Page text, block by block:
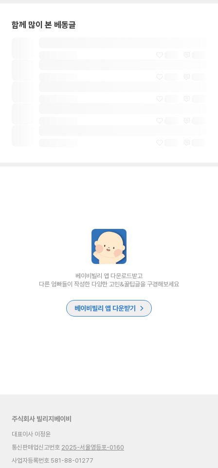
함께 많이 본 베동글
베이비빌리 앱 다운로드받고
다른 엄빠들이 작성한 다양한 고민&꿀팁글을 구경해보세요
베이비빌리 앱 다운받기
주식회사 빌리지베이비
대표이사 이정윤
통신판매업신고번호 2025-서울영등포-0160
사업자등록번호 581-88-01277